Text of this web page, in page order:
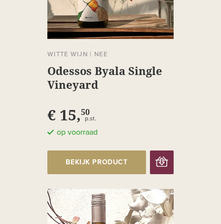
WITTE WIJN | NEE
Odessos Byala Single
Vineyard
€ 15,50
p.st.
op voorraad
BEKIJK PRODUCT